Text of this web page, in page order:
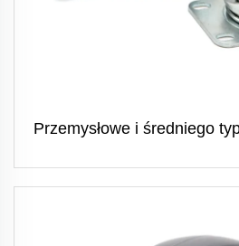
Przemysłowe i średniego